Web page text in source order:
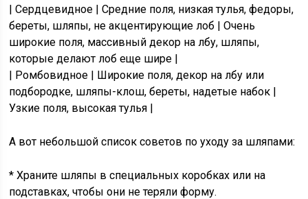
| Сердцевидное | Средние поля, низкая тулья, федоры,
береты, шляпы, не акцентирующие лоб | Очень
широкие поля, массивный декор на лбу, шляпы,
которые делают лоб еще шире |
| Ромбовидное | Широкие поля, декор на лбу или
подбородке, шляпы-клош, береты, надетые набок |
Узкие поля, высокая тулья |
А вот небольшой список советов по уходу за шляпами:
* Храните шляпы в специальных коробках или на
подставках, чтобы они не теряли форму.